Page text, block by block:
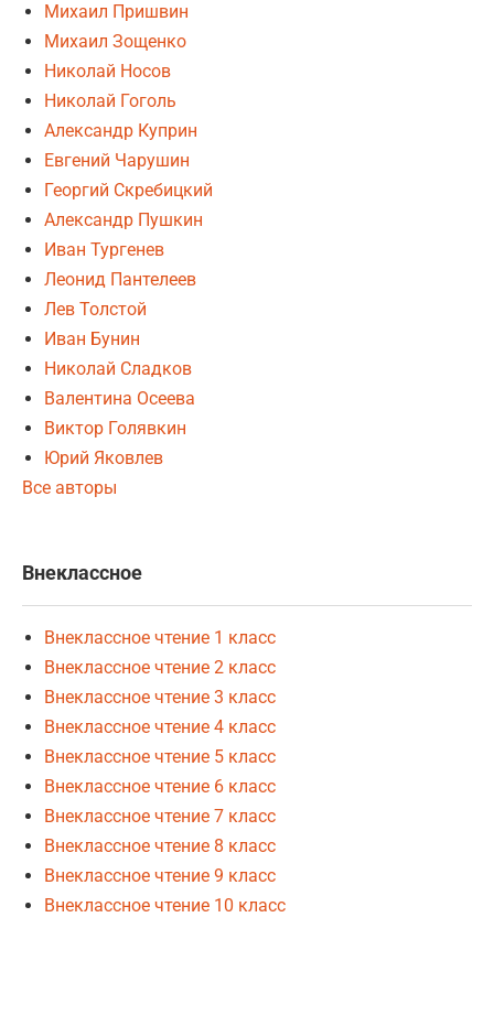
Михаил Пришвин
Михаил Зощенко
Николай Носов
Николай Гоголь
Александр Куприн
Евгений Чарушин
Георгий Скребицкий
Александр Пушкин
Иван Тургенев
Леонид Пантелеев
Лев Толстой
Иван Бунин
Николай Сладков
Валентина Осеева
Виктор Голявкин
Юрий Яковлев
Все авторы
Внеклассное
Внеклассное чтение 1 класс
Внеклассное чтение 2 класс
Внеклассное чтение 3 класс
Внеклассное чтение 4 класс
Внеклассное чтение 5 класс
Внеклассное чтение 6 класс
Внеклассное чтение 7 класс
Внеклассное чтение 8 класс
Внеклассное чтение 9 класс
Внеклассное чтение 10 класс